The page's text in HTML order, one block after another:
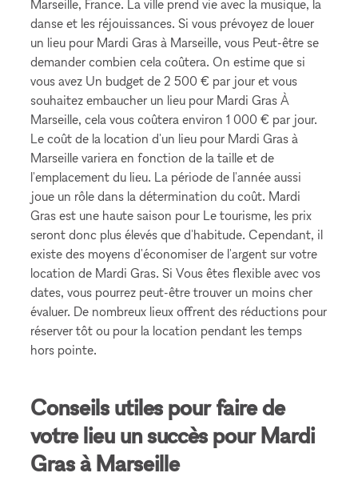
Marseille, France. La ville prend vie avec la musique, la
danse et les réjouissances. Si vous prévoyez de louer
un lieu pour Mardi Gras à Marseille, vous Peut-être se
demander combien cela coûtera. On estime que si
vous avez Un budget de 2 500 € par jour et vous
souhaitez embaucher un lieu pour Mardi Gras À
Marseille, cela vous coûtera environ 1 000 € par jour.
Le coût de la location d'un lieu pour Mardi Gras à
Marseille variera en fonction de la taille et de
l'emplacement du lieu. La période de l'année aussi
joue un rôle dans la détermination du coût. Mardi
Gras est une haute saison pour Le tourisme, les prix
seront donc plus élevés que d'habitude. Cependant, il
existe des moyens d'économiser de l'argent sur votre
location de Mardi Gras. Si Vous êtes flexible avec vos
dates, vous pourrez peut-être trouver un moins cher
évaluer. De nombreux lieux offrent des réductions pour
réserver tôt ou pour la location pendant les temps
hors pointe.
Conseils utiles pour faire de
votre lieu un succès pour Mardi
Gras à Marseille